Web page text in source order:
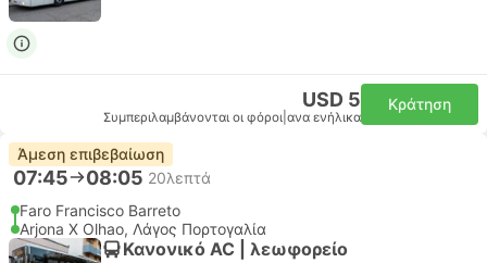
USD 5
Συμπεριλαμβάνονται οι φόροι ανα ενήλικα
Κράτηση
Άμεση επιβεβαίωση
07:45 08:05 20λεπτά
Faro Francisco Barreto
Arjona X Olhao, Λάγος Πορτογαλία
Κανονικό AC | λεωφορείο